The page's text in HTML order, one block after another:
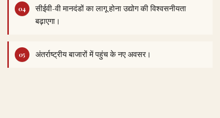
सीईवी-वी मानदंडों का लागू होना उद्योग की विश्वसनीयता
बढ़ाएगा।
अंतर्राष्ट्रीय बाजारों में पहुंच के नए अवसर।